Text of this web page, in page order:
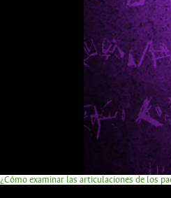
¿Cómo examinar las articulaciones de los